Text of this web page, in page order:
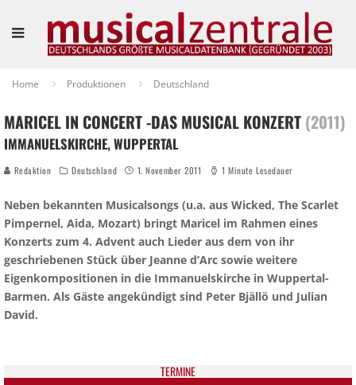
Home Produktionen Deutschland
MARICEL IN CONCERT -DAS MUSICAL KONZERT (2011)
IMMANUELSKIRCHE, WUPPERTAL
Redaktion Deutschland 1. November 2011 1 Minute Lesedauer
Neben bekannten Musicalsongs (u.a. aus Wicked, The Scarlet
Pimpernel, Aida, Mozart) bringt Maricel im Rahmen eines
Konzerts zum 4. Advent auch Lieder aus dem von ihr
geschriebenen Stück über Jeanne d’Arc sowie weitere
Eigenkompositionen in die Immanuelskirche in Wuppertal-
Barmen. Als Gäste angekündigt sind Peter Bjällö und Julian
David.
TER­MI­NE